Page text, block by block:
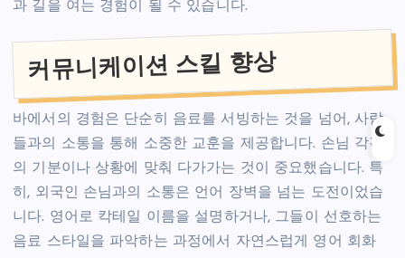
과 길을 여는 경험이 될 수 있습니다.
커뮤니케이션 스킬 향상
바에서의 경험은 단순히 음료를 서빙하는 것을 넘어, 사람
들과의 소통을 통해 소중한 교훈을 제공합니다. 손님 각각
의 기분이나 상황에 맞춰 다가가는 것이 중요했습니다. 특
히, 외국인 손님과의 소통은 언어 장벽을 넘는 도전이었습
니다. 영어로 칵테일 이름을 설명하거나, 그들이 선호하는
음료 스타일을 파악하는 과정에서 자연스럽게 영어 회화